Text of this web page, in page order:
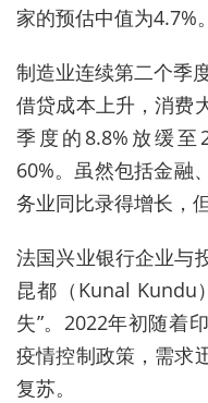
家的预估中值为4.7%。
制造业连续第二个季
借贷成本上升，消费
季度的8.8%放缓至
60%。虽然包括金融
务业同比录得增长，
法国兴业银行企业与
昆都（Kunal Kundu
失”。2022年初随着
疫情控制政策，需求
复苏。